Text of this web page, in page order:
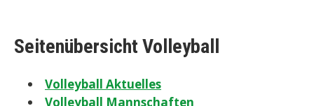
Seitenübersicht Volleyball
Volleyball Aktuelles
Volleyball Mannschaften